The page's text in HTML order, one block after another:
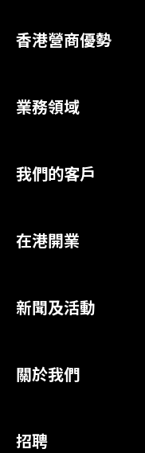
香港營商優勢
業務領域
我們的客戶
在港開業
新聞及活動
關於我們
招聘